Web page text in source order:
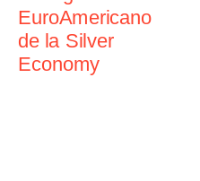
EuroAmericano
de la Silver
Economy